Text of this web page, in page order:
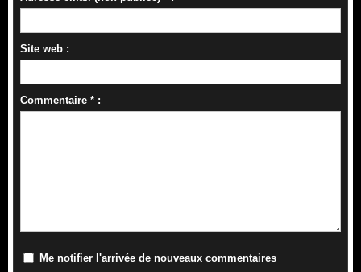
Site web :
Commentaire * :
Me notifier l'arrivée de nouveaux commentaires